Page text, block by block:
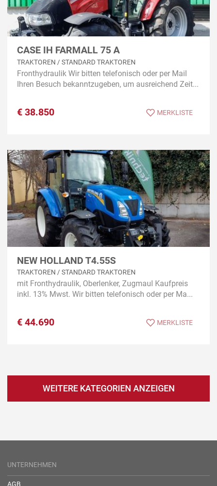
CASE IH FARMALL 75 A
TRAKTOREN / STANDARD TRAKTOREN
Fronthydraulik Wir bitten telefonisch oder per Mail
Ihren Besuch bekanntzugeben, um ausreichend Zeit...
€ 38.850 MERKLISTE
NEW HOLLAND T4.55S
TRAKTOREN / STANDARD TRAKTOREN
mit Fronthydraulik, Oberlenker, Zugmaul Kaufpreis
inkl. 13% Mwst. Wir bitten telefonisch oder per Ma...
€ 44.690 MERKLISTE
WEITERE KATEGORIEN ANZEIGEN
UNTERNEHMEN
AGB